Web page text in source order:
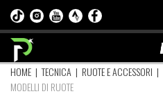
HOME |TECNICA | RUOTE E ACCESSORI |
MODELLI DI RUOTE